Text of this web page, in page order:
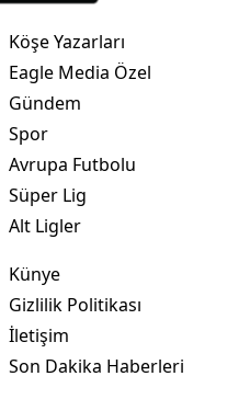
Köşe Yazarları
Eagle Media Özel
Gündem
Spor
Avrupa Futbolu
Süper Lig
Alt Ligler
Künye
Gizlilik Politikası
İletişim
Son Dakika Haberleri